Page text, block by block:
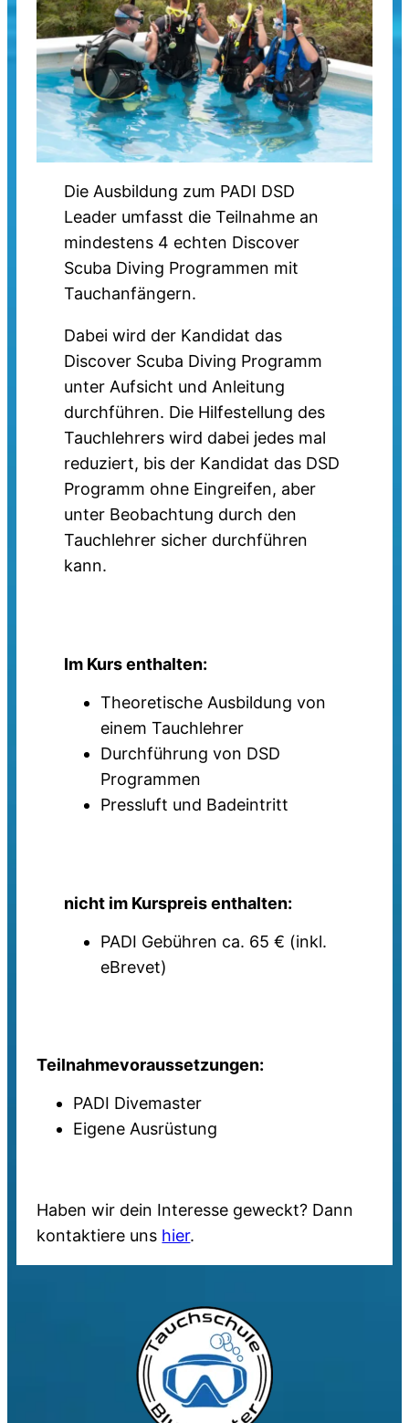
Die Ausbildung zum PADI DSD
Leader umfasst die Teilnahme an
mindestens 4 echten Discover
Scuba Diving Programmen mit
Tauchanfängern.
Dabei wird der Kandidat das
Discover Scuba Diving Programm
unter Aufsicht und Anleitung
durchführen. Die Hilfestellung des
Tauchlehrers wird dabei jedes mal
reduziert, bis der Kandidat das DSD
Programm ohne Eingreifen, aber
unter Beobachtung durch den
Tauchlehrer sicher durchführen
kann.
Im Kurs enthalten:
Theoretische Ausbildung von
einem Tauchlehrer
Durchführung von DSD
Programmen
Pressluft und Badeintritt
nicht im Kurspreis enthalten:
PADI Gebühren ca. 65 € (inkl.
eBrevet)
Teilnahmevoraussetzungen:
PADI Divemaster
Eigene Ausrüstung
Haben wir dein Interesse geweckt? Dann
kontaktiere uns hier.